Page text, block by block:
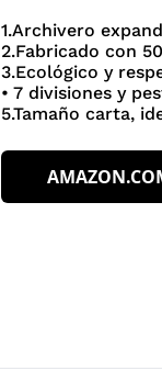
1.Archivero
2.Fabricado con
3.Ecológico y
• 7 divisiones y
5.Tamaño carta,